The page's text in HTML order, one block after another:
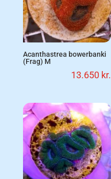
Acanthastrea bowerbanki
(Frag) M
13.650 kr.